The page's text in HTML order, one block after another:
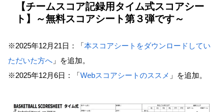
【チームスコア記録用タイム式スコアシー
ト】～無料スコアシート第３弾です～
※2025年12月21日：「本スコアシートをダウンロードしてい
ただいた方へ 」を追加。
※2025年12月6日：「Webスコアシートのススメ 」を追加。